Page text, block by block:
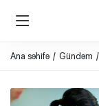
Ana səhifə Gündəm